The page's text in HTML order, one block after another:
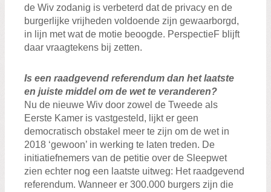
de Wiv zodanig is verbeterd dat de privacy en de
burgerlijke vrijheden voldoende zijn gewaarborgd,
in lijn met wat de motie beoogde. PerspectieF blijft
daar vraagtekens bij zetten.
Is een raadgevend referendum dan het laatste
en juiste middel om de wet te veranderen?
Nu de nieuwe Wiv door zowel de Tweede als
Eerste Kamer is vastgesteld, lijkt er geen
democratisch obstakel meer te zijn om de wet in
2018 ‘gewoon’ in werking te laten treden. De
initiatiefnemers van de petitie over de Sleepwet
zien echter nog een laatste uitweg: Het raadgevend
referendum. Wanneer er 300.000 burgers zijn die